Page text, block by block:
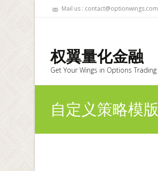
Mail us : contact@optionwings.com
权翼量化金融
Get Your Wings in Options Trading
自定义策略模版